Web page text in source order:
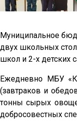
Муниципальное
двух школьных
школ и 2-х детских
Ежедневно МБУ
(завтраков и
тонны сырых
добросовестных